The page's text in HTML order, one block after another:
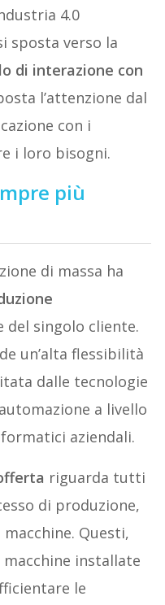
4.0
sposta verso la
di interazione con
l’attenzione dal
con i
i loro bisogni.
più
di massa ha
del singolo cliente.
un’alta flessibilità
dalle tecnologie
a livello
aziendali.
riguarda tutti
di produzione,
Questi,
installate
le